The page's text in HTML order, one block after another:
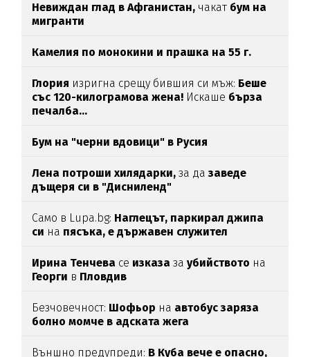
Невиждан глад в Афганистан, чакат бум на
мигранти
Камелия по монокини и прашка на 55 г.
Глория изригна срещу бившия си мъж: Беше
със 120-килограмова жена! Искаше бърза
печалба...
Бум на "черни вдовици" в Русия
Лена потроши хилядарки,за да заведе
дъщеря си в "Дисниленд"
Само в Lupa.bg: Наглецът, паркирал джипа
си на пясъка, е държавен служител
Ирина Тенчева се изказазаубийството на
Георги в Пловдив
Безчовечност: Шофьор на автобус заряза
болно момче в адската жега
Външно предупреди: В Куба вече е опасно,